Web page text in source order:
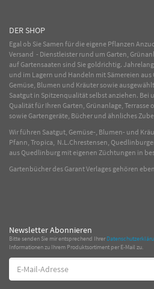
DER SHOP
Egal ob Sie Samen für die eigene Pflanzen
Versand - Dienstleister rund um Garten,
auf Gartensaaten sind Sie goldrichtig.
und im Lagern und Handeln mit Sämereien aus
Gemüse, Blumen und Kräuter sowie
Saatgut in Spitzenqualität selbst anziehen. Bei
Qualität für Ihren Garten, Grünanlage, Terrasse
sowie Gartengeräte, Bücher und ähnliches
Wir führen Saatgut, Gemüse-, Blumen- und
Pfann, Tropica, N.L.Chrestensen,
aus Quedlinburg mit eigenen Züchtungen in
Gartenbücher des Garant Verlages gehören
Newsletter Abonnieren
Bitte senden Sie mir entsprechend Ihrer
Informationen zu Ihrem Produktsortiment per E-Mail zu.
E-
Mail-
Adresse